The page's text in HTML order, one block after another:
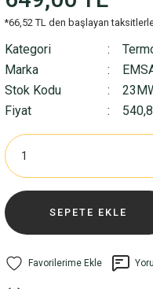
*66,52 TL den başlayan
Kategori
Marka
Stok Kodu
Fiyat
SEPETE EKLE